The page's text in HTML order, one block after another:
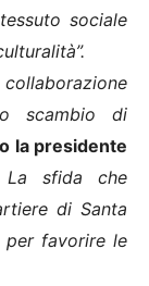
sociale
scambio di
la presidente
sfida che
di Santa
per favorire le